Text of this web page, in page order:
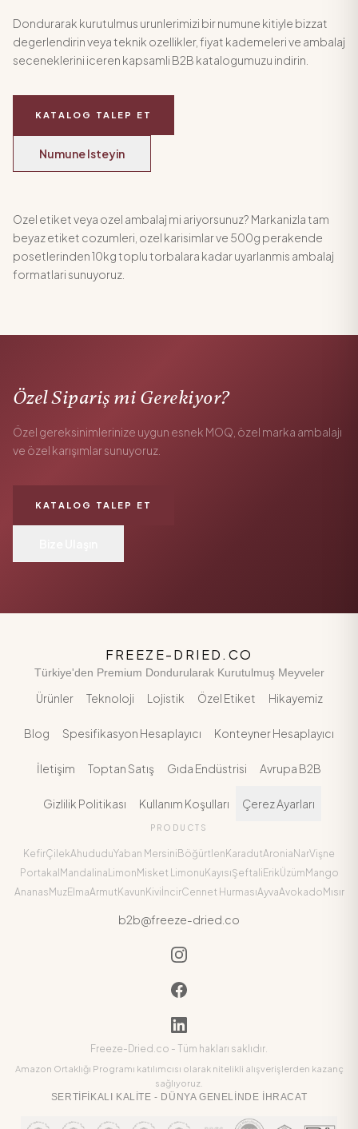
Dondurarak kurutulmus urunlerimizi bir numune kitiyle bizzat
degerlendirin veya teknik ozellikler, fiyat kademeleri ve ambalaj
seceneklerini iceren kapsamli B2B katalogumuzu indirin.
KATALOG TALEP ET
Numune Isteyin
Ozel etiket veya ozel ambalaj mi ariyorsunuz? Markanizla tam
beyaz etiket cozumleri, ozel karisimlar ve 500g perakende
posetlerinden 10kg toplu torbalara kadar uyarlanmis ambalaj
formatlari sunuyoruz.
Özel Sipariş mi Gerekiyor?
Özel gereksinimlerinize uygun esnek MOQ, özel marka ambalajı
ve özel karışımlar sunuyoruz.
KATALOG TALEP ET
FREEZE-DRIED.CO
Türkiye'den Premium Dondurularak Kurutulmuş Meyveler
Ürünler Teknoloji Lojistik Özel Etiket Hikayemiz
Blog Spesifikasyon Hesaplayıcı Konteyner Hesaplayıcı
İletişim Toptan Satış Gıda Endüstrisi Avrupa B2B
Gizlilik Politikası Kullanım Koşulları Çerez Ayarları
PRODUCTS
KefirÇilekAhududuYaban Mersini Böğürtlen KaradutAronia NarVişne
Portakal Mandalina Limon Misket Limonu KayısıŞeftali ErikÜzüm Mango
Ananas MuzElmaArmut Kavun KiviİncirCennet HurmasıAyvaAvokado Mısır
b2b@freeze-dried.co
Freeze-Dried.co - Tüm hakları saklıdır.
Amazon Ortaklığı Programı katılımcısı olarak nitelikli alışverişlerden kazanç
sağlıyoruz.
SERTIFIKALI KALITE - DÜNYA GENELINDE İHRACAT